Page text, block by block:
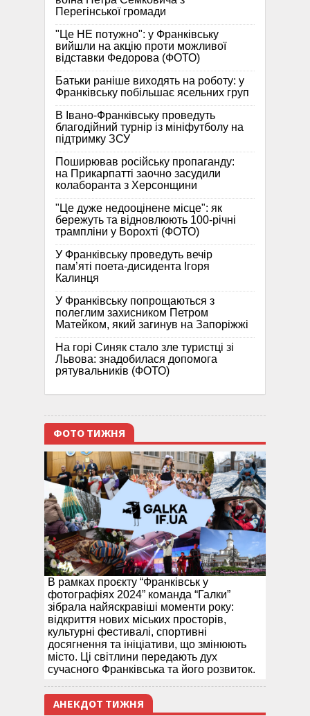
Перегінської громади
"Це НЕ потужно": у Франківську
вийшли на акцію проти можливої
відставки Федорова (ФОТО)
Батьки раніше виходять на роботу: у
Франківську побільшає ясельних груп
В Івано-Франківську проведуть
благодійний турнір із мініфутболу на
підтримку ЗСУ
Поширював російську пропаганду:
на Прикарпатті заочно засудили
колаборанта з Херсонщини
"Це дуже недооцінене місце": як
бережуть та відновлюють 100-річні
трампліни у Ворохті (ФОТО)
У Франківську проведуть вечір
пам’яті поета-дисидента Ігоря
Калинця
У Франківську попрощаються з
полеглим захисником Петром
Матейком, який загинув на Запоріжжі
На горі Синяк стало зле туристці зі
Львова: знадобилася допомога
рятувальників (ФОТО)
ФОТО ТИЖНЯ
В рамках проєкту “Франківськ у
фотографіях 2024” команда “Галки”
зібрала найяскравіші моменти року:
відкриття нових міських просторів,
культурні фестивалі, спортивні
досягнення та ініціативи, що змінюють
місто. Ці світлини передають дух
сучасного Франківська та його розвиток.
АНЕКДОТ ТИЖНЯ